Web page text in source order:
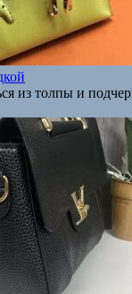
из толпы и